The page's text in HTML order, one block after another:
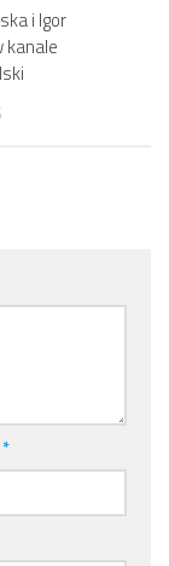
i Igor
kanale
*